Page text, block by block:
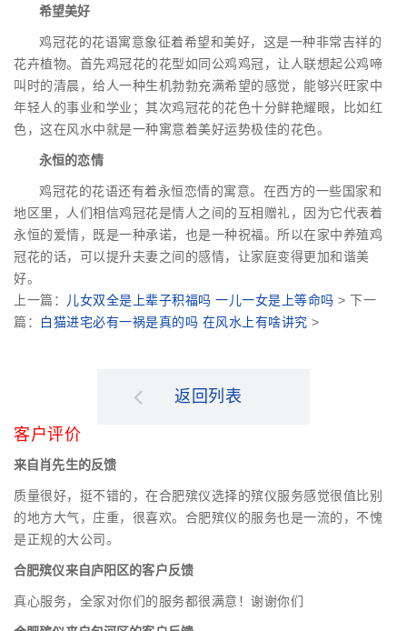
希望美好
鸡冠花的花语寓意象征着希望和美好，这是一种非常吉祥的
花卉植物。首先鸡冠花的花型如同公鸡鸡冠，让人联想起公鸡啼
叫时的清晨，给人一种生机勃勃充满希望的感觉，能够兴旺家中
年轻人的事业和学业；其次鸡冠花的花色十分鲜艳耀眼，比如红
色，这在风水中就是一种寓意着美好运势极佳的花色。
永恒的恋情
鸡冠花的花语还有着永恒恋情的寓意。在西方的一些国家和
地区里，人们相信鸡冠花是情人之间的互相赠礼，因为它代表着
永恒的爱情，既是一种承诺，也是一种祝福。所以在家中养殖鸡
冠花的话，可以提升夫妻之间的感情，让家庭变得更加和谐美
好。
上一篇：
儿女双全是上辈子积福吗 一儿一女是上等命吗 > 下一
篇：
白猫进宅必有一祸是真的吗 在风水上有啥讲究 >
返回列表
客户评价
来自肖先生的反馈
质量很好，挺不错的，在合肥殡仪选择的殡仪服务感觉很值比别
的地方大气，庄重，很喜欢。合肥殡仪的服务也是一流的，不愧
是正规的大公司。
合肥殡仪来自庐阳区的客户反馈
真心服务，全家对你们的服务都很满意！谢谢你们